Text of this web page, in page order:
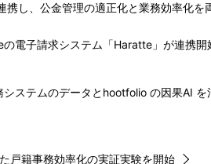
携し、公金管理の適正化と業務効率化を
電子請求システム「Haratte」が連携開
ステムのデータとhootfolio の因果AI
戸籍事務効率化の実証実験を開始